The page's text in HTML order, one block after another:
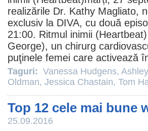
realizările Dr. Kathy Magliato,
exclusiv la DIVA, cu două
21:00. Ritmul inimii
George), un chirurg
puţinele femei care activează
Taguri: Vanessa Hudgens,
Oldman, Jessica Chastain, Tom
Top 12 cele mai bune
25.09.2016